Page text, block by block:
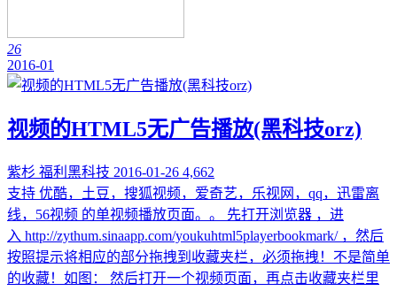
26
2016-01
视频的HTML5无广告播放(黑科技orz)
紫杉 福利黑科技 2016-01-26 4,662
支持 优酷，土豆，搜狐视频，爱奇艺，乐视网，qq，迅雷离
线，56视频 的单视频播放页面。。 先打开浏览器 ，进
入 http://zythum.sinaapp.com/youkuhtml5playerbookmark/ ，然后
按照提示将相应的部分拖拽到收藏夹栏，必须拖拽！不是简单
的收藏！如图： 然后打开一个视频页面，再点击收藏夹栏里